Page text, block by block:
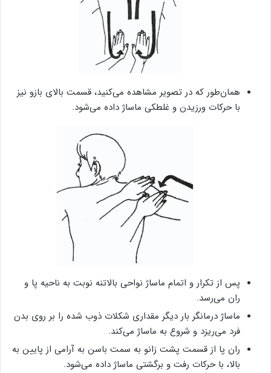
همان‌طور که در تصویر مشاهده می‌کنید، قسمت بالای بازو نیز
با حرکات ورزیدن و غلطکی ماساژ داده می‌شود.
پس از تکرار و اتمام ماساژ نواحی بالاتنه نوبت به ناحیه پا و
ران می‌رسد.
ماساژ درمانگر بار دیگر مقداری شکلات ذوب شده را بر روی بدن
فرد می‌ریزد و شروع به ماساژ می‌کند.
ران پا از قسمت پشت زانو به سمت باسن به آرامی از پایین به
بالا، با حرکات رفت و برگشتی ماساژ داده می‌شود.